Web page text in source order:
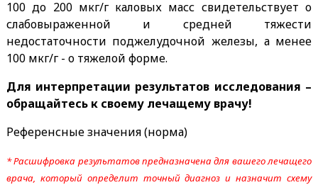
100 до 200 мкг/г каловых масс свидетельствует о
слабовыраженной и средней тяжести
недостаточности поджелудочной железы, а менее
100 мкг/г - о тяжелой форме.
Для интерпретации результатов исследования –
обращайтесь к своему лечащему врачу!
Референсные значения (норма)
* Расшифровка результатов предназначена для вашего лечащего
врача, который определит точный диагноз и назначит схему